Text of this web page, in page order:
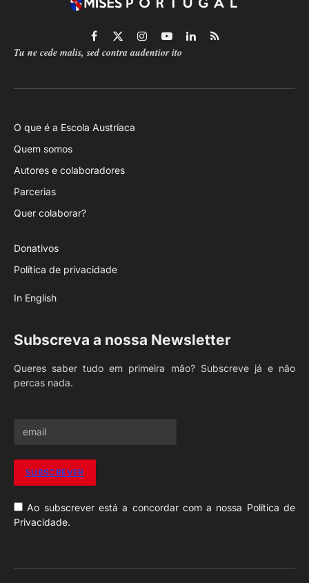
Facebook
X
(Twitter)
Instagram
YouTubeLinkedIn
RSS
Tu ne cede malis, sed contra audentior ito
O que é a Escola Austríaca
Quem somos
Autores e colaboradores
Parcerias
Quer colaborar?
Donativos
Política de privacidade
In English
Subscreva a nossa Newsletter
Queres saber tudo em primeira mão? Subscreve já e não
percas nada.
Ao subscrever está a concordar com a nossa Política de
Privacidade.